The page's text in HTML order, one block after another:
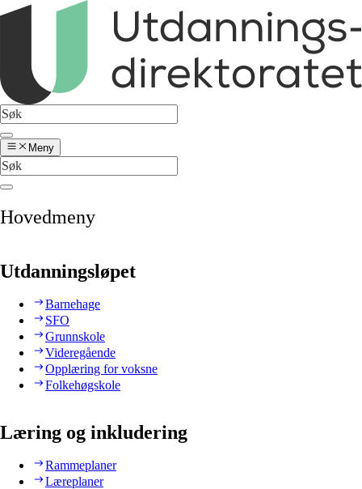
Meny
Hovedmeny
Utdanningsløpet
Barnehage
SFO
Grunnskole
Videregående
Opplæring for voksne
Folkehøgskole
Læring og inkludering
Rammeplaner
Læreplaner